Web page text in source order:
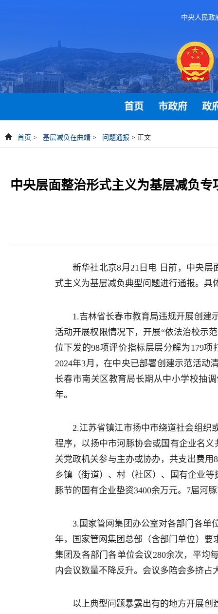
中央人民政
首页 市政府 政
首页 > 基层减负在曲靖 > 问题通报 > 正文
中央层面整治形式主义为基层减负
新华社北京8月21日电 日前，中央
式主义为基层减负典型问题进行通报。具
1.吉林省长春市教育局违规开展创建
活动开展权限情况下，开展“依法治校示
位下发的98项评价指标层层分解为179
2024年3月，在中央已部署创建示范活动
长春市南关区教育局长期从中小学校抽
年。
2.江苏省镇江市扬中市绕道社会组织
程序，以扬中市河豚协会或国有企业名
关党政机关参与主办或协办，共支出费用
乡镇（街道）、村（社区）、国有企业
豚节的国有企业垫资3400余万元。7届河
3.国家管网集团办公室对各部门各单
年，国家管网集团总部（含部门单位）要
集团及各部门各单位会议280余次，平均
内会议数量不降反升。会议多陪会多挤
以上典型问题暴露出有的地方开展